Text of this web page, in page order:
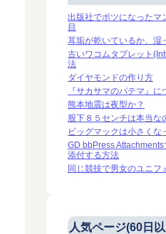
出版社でボツになったマ
目
耳垢が乾いているか、湿
古いワコムタブレット
法
ダイヤモンドの作り方
『サカサマのパテマ』
熊本地震は夜型か？
股下８５センチは本当な
ビッグマックは小さくな
GD bbPress
添付する方法
同じ競技で男女のユニフ
人気ページ(60日